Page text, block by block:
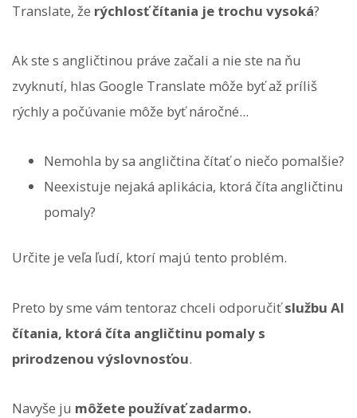
Translate, že rýchlosť čítania je trochu vysoká?
Ak ste s angličtinou práve začali a nie ste na ňu
zvyknutí, hlas Google Translate môže byť až príliš
rýchly a počúvanie môže byť náročné...
Nemohla by sa angličtina čítať o niečo pomalšie?
Neexistuje nejaká aplikácia, ktorá číta angličtinu
pomaly?
Určite je veľa ľudí, ktorí majú tento problém.
Preto by sme vám tentoraz chceli odporučiťslužbu AI
čítania, ktorá číta angličtinu pomaly s
prirodzenou výslovnosťou.
Navyše ju môžete používať zadarmo.